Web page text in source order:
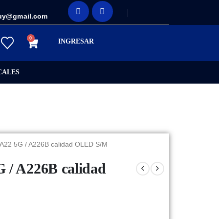
0 INGRESAR
5G / A226B calidad OLED S/M
/ A226B calidad